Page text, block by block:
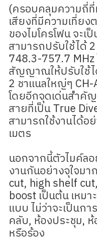
(ครอบคลุมความถี่
เสียงที่มีความเที่ยง
ของไมโครโฟน จะ
สามารถปรับใช้ได้
748.3-757.7 MHz
สัญญาณให้ปรับใช้ไ
2 ชาแนลใหญ่ๆ CH-
โดยอีกจุดเด่นสำคั
สายที่เป็น True
สามารถใช้งานได้อ
เมตร
นอกจากนี้ตัวไมค์ลอ
งานกันอย่างจุใจมา
cut, high shelf
boost เป็นต้น เหม
แบบ ไม่ว่าจะเป็นก
คลับ, ห้องประชุม,
หรือร้อง